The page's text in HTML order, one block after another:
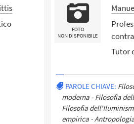
FOTO
NON DISPONIBILE
Tutor
PAROLE CHIAVE:
moderna - Filosofia
Filosofia
empirica -